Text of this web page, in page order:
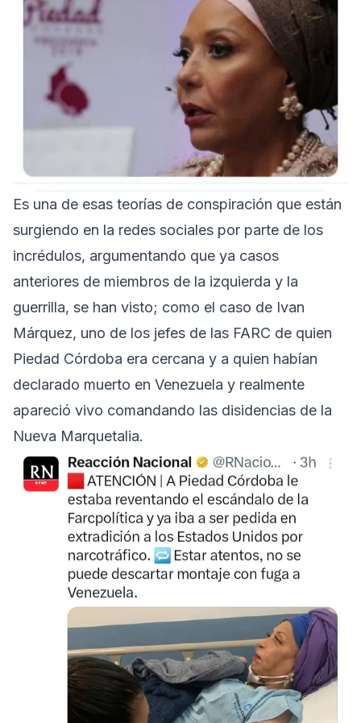
Es una de esas teorías de conspiración que están
surgiendo en la redes sociales por parte de los
incrédulos, argumentando que ya casos
anteriores de miembros de la izquierda y la
guerrilla, se han visto; como el caso de Ivan
Márquez, uno de los jefes de las FARC de quien
Piedad Córdoba era cercana y a quien habían
declarado muerto en Venezuela y realmente
apareció vivo comandando las disidencias de la
Nueva Marquetalia.